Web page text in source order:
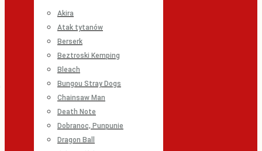
Akira
Atak tytanów
Berserk
Beztroski Kemping
Bleach
Bungou Stray Dogs
Chainsaw Man
Death Note
Dobranoc, Punpunie
Dragon Ball